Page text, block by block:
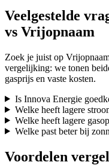
Veelgestelde
vs Vrijopnaam
Zoek je juist op
vergelijking: we tonen
gasprijs en vaste kosten.
Is Innova Energie
Welke heeft lagere
Welke heeft lagere
Welke past beter bij
Voordelen